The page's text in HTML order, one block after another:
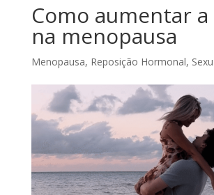
Como aumentar
na menopausa
Menopausa, Reposição Hormonal,